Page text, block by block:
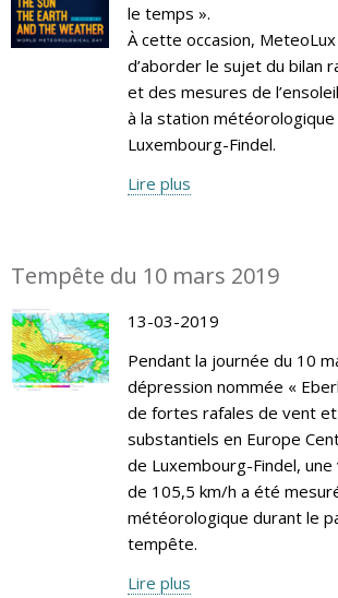
le temps ».
À cette occasion,
d’aborder le sujet du bilan
et des mesures de
à la station météorologique
Luxembourg-Findel.
Lire plus
Tempête du 10 mars 2019
13-03-2019
Pendant la journée du 10
dépression nommée «
de fortes rafales de vent
substantiels en Europe
de Luxembourg-Findel,
de 105,5 km/h a été
météorologique durant le
tempête.
Lire plus